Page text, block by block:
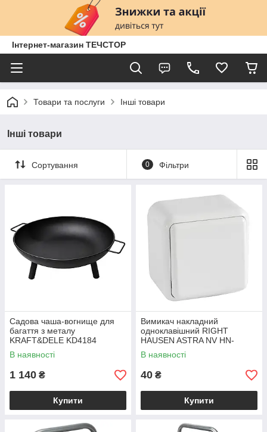
Інтернет-магазин ТЕЧСТОР
Товари та послуги Інші товари
Інші товари
Сортування 0 Фільтри
Садова чаша-вогнище для
багаття з металу
KRAFT&DELE KD4184
В наявності
1 140 ₴
Купити
Вимикач накладний
одноклавішний RIGHT
HAUSEN ASTRA NV HN-
017011
В наявності
40 ₴
Купити